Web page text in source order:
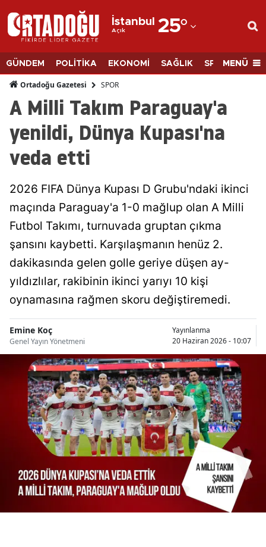
İstanbul
Açık 25°
Adana
Adıyaman
Ağrı
Amasya
Antalya
Artvin
Aydın
Bilecik
Bingöl
Bolu
Burdur
Bursa
Çanakkale
Çankırı
Çorum
Denizli
GÜNDEM POLİTİKA EKONOMİ SAĞLIK SPORMENÜ
Ortadoğu Gazetesi SPOR
A Milli Takım Paraguay'a
yenildi, Dünya Kupası'na
veda etti
2026 FIFA Dünya Kupası D Grubu'ndaki ikinci
maçında Paraguay'a 1-0 mağlup olan A Milli
Futbol Takımı, turnuvada gruptan çıkma
şansını kaybetti. Karşılaşmanın henüz 2.
dakikasında gelen golle geriye düşen ay-
yıldızlılar, rakibinin ikinci yarıyı 10 kişi
oynamasına rağmen skoru değiştiremedi.
Emine Koç
Genel Yayın Yönetmeni
Yayınlanma
20 Haziran 2026 - 10:07